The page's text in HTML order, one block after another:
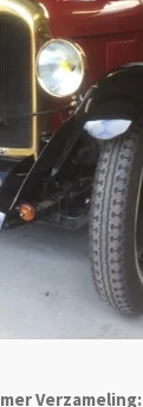
Verzameling: